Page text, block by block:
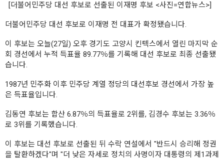
[더불어민주당 대선 후보로 선출된 이재명 후보 <사진=연합뉴스>]
더불어민주당 대선 후보로 이재명 전 대표가 확정됐습니다.
이 후보는 오늘(27일) 오후 경기도 고양시 킨텍스에서 열린 마지막 순
회 경선에서 누적 득표율 89.77％를 기록해 대선 후보로 최종 선출됐
습니다.
1987년 민주화 이후 민주당 계열 정당의 대선후보 경선에서 가장 높
은 득표율입니다.
김동연 후보는 합산 6.87％의 득표율로 2위를, 김경수 후보는 3.36％
로 3위를 기록했습니다.
이 후보는 대선 후보로 선출된 뒤 수락 연설에서 "반드시 승리해 정권
을 탈환하겠다"며 "더 낮은 자세로 정치의 사명이자 대통령의 제1과제